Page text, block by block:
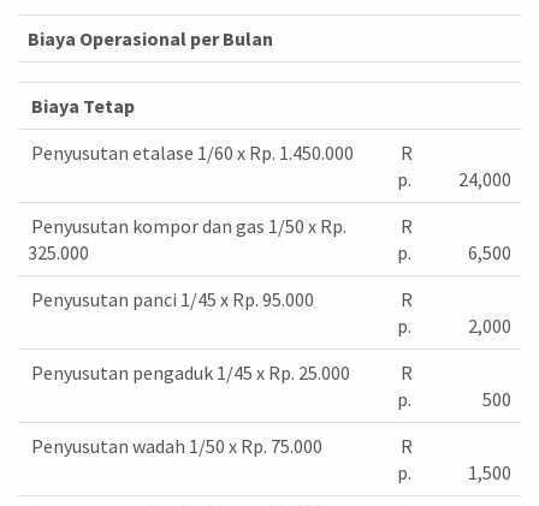
Biaya Operasional per Bulan
Biaya Tetap
Penyusutan etalase 1/60 x Rp. 1.450.000
R
p.
24,000
Penyusutan kompor dan gas 1/50 x Rp.
325.000
R
p.
6,500
Penyusutan panci 1/45 x Rp. 95.000
R
p.
2,000
Penyusutan pengaduk 1/45 x Rp. 25.000
R
p.
500
Penyusutan wadah 1/50 x Rp. 75.000
R
p.
1,500